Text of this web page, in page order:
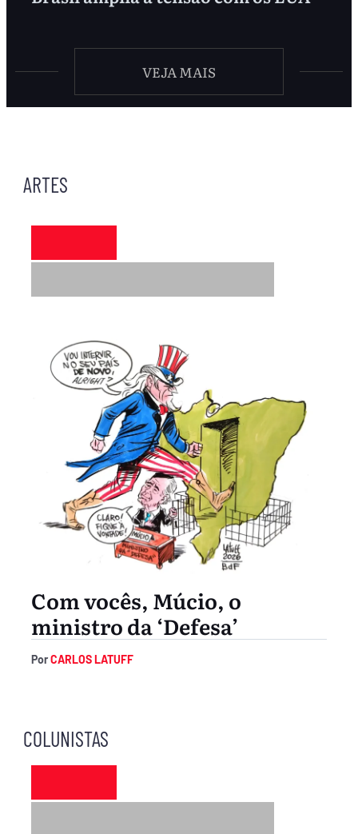
VEJA MAIS
ARTES
Com vocês, Múcio, o
ministro da ‘Defesa’
Por CARLOS LATUFF
COLUNISTAS